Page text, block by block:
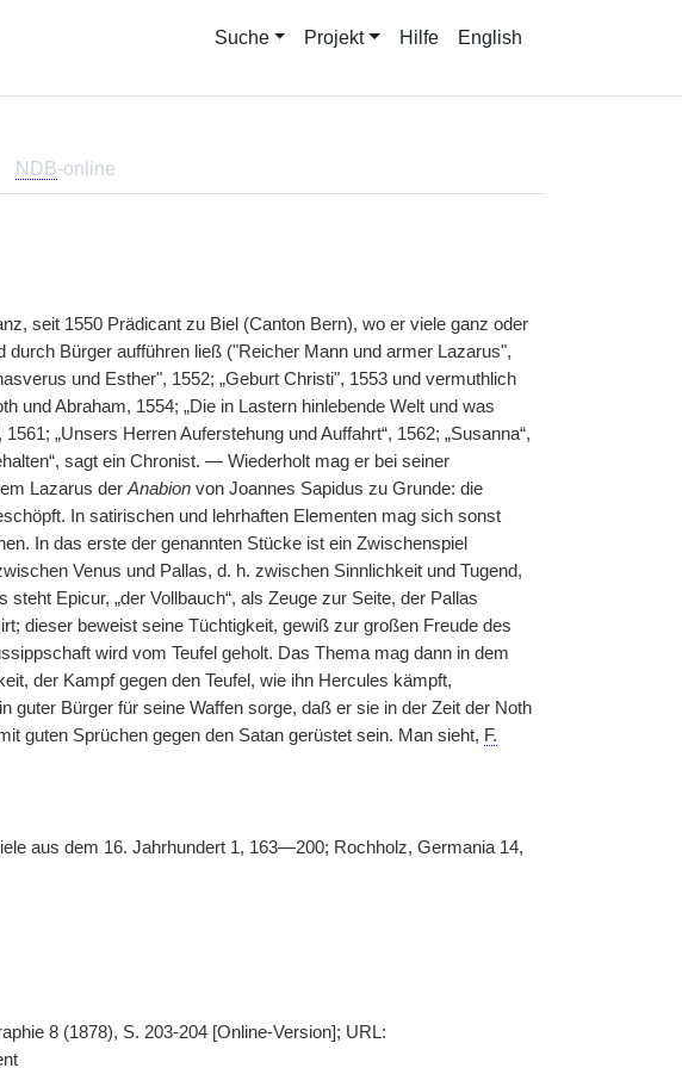
Suche Projekt Hilfe English
NDB-online
seit 1550 Prädicant zu Biel (Canton Bern), wo er viele ganz oder
Bürger aufführen ließ ("Reicher Mann und armer Lazarus",
und Esther", 1552; „Geburt Christi", 1553 und vermuthlich
und Abraham, 1554; „Die in Lastern hinlebende Welt und was
„Unsers Herren Auferstehung und Auffahrt“, 1562; „Susanna“,
sagt ein Chronist. — Wiederholt mag er bei seiner
Lazarus der Anabionvon Joannes Sapidus zu Grunde: die
In satirischen und lehrhaften Elementen mag sich sonst
In das erste der genannten Stücke ist ein Zwischenspiel
Venus und Pallas, d. h. zwischen Sinnlichkeit und Tugend,
Epicur, „der Vollbauch“, als Zeuge zur Seite, der Pallas
dieser beweist seine Tüchtigkeit, gewiß zur großen Freude des
wird vom Teufel geholt. Das Thema mag dann in dem
der Kampf gegen den Teufel, wie ihn Hercules kämpft,
guter Bürger für seine Waffen sorge, daß er sie in der Zeit der Noth
guten Sprüchen gegen den Satan gerüstet sein. Man sieht, F.
aus dem 16. Jahrhundert 1, 163—200; Rochholz, Germania 14,
8 (1878), S. 203-204 [Online-Version]; URL: